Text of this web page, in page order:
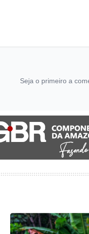
Seja o primeiro a